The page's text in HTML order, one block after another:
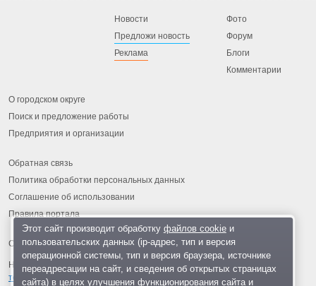
Новости
Предложи новость
Реклама
Фото
Форум
Блоги
Комментарии
О городском округе
Поиск и предложение работы
Предприятия и организации
Обратная связь
Политика обработки персональных данных
Соглашение об использовании
Правила портала
На информационном ресурсе применяются рекомендательные
технологии
Этот сайт производит обработку файлов cookieи
пользовательских данных (ip-адрес, тип и версия
операционной системы, тип и версия браузера, источнике
переадресации на сайт, и сведения об открытых страницах
сайта) в целях улучшения функционирования сайта и